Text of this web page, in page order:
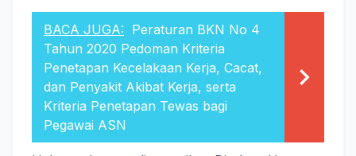
BACA JUGA: Peraturan BKN No 4
Tahun 2020 Pedoman Kriteria
Penetapan Kecelakaan Kerja, Cacat,
dan Penyakit Akibat Kerja, serta
Kriteria Penetapan Tewas bagi
Pegawai ASN